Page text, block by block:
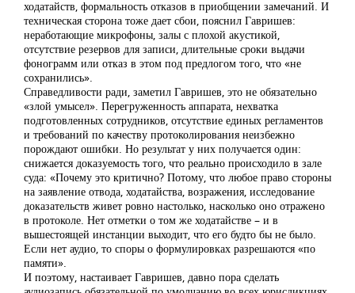
ходатайств, формальность отказов в приобщении замечаний. И
техническая сторона тоже дает сбои, пояснил Гавришев:
неработающие микрофоны, залы с плохой акустикой,
отсутствие резервов для записи, длительные сроки выдачи
фонограмм или отказ в этом под предлогом того, что «не
сохранились».
Справедливости ради, заметил Гавришев, это не обязательно
«злой умысел». Перегруженность аппарата, нехватка
подготовленных сотрудников, отсутствие единых регламентов
и требований по качеству протоколирования неизбежно
порождают ошибки. Но результат у них получается один:
снижается доказуемость того, что реально происходило в зале
суда: «Почему это критично? Потому, что любое право стороны
на заявление отвода, ходатайства, возражения, исследование
доказательств живет ровно настолько, насколько оно отражено
в протоколе. Нет отметки о том же ходатайстве – и в
вышестоящей инстанции выходит, что его будто бы не было.
Если нет аудио, то споры о формулировках разрешаются «по
памяти».
И поэтому, настаивает Гавришев, давно пора сделать